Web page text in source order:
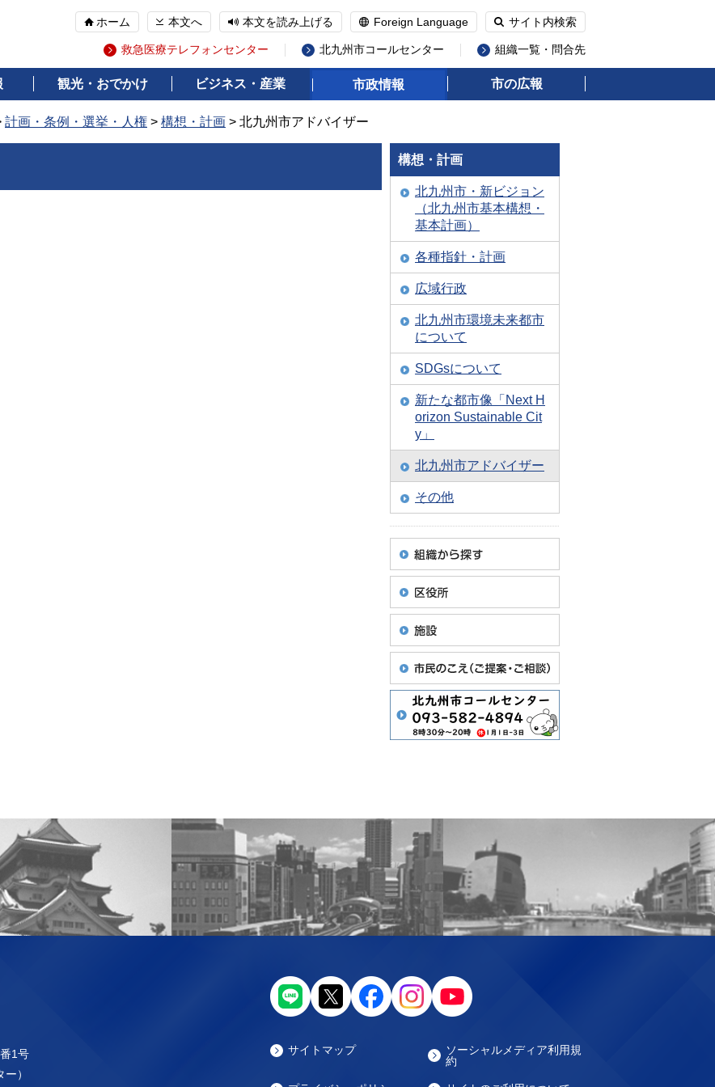
ホーム 本文へ 本文を読み上げる Foreign Language サイト内検索
救急医療テレフォンセンター 北九州市コールセンター 組織一覧・問合先
観光・おでかけ ビジネス・産業 市政情報 市の広報
計画・条例・選挙・人権 > 構想・計画 > 北九州市アドバイザー
構想・計画
北九州市・新ビジョン
（北九州市基本構想・
基本計画）
各種指針・計画
広域行政
北九州市環境未来都市
について
SDGsについて
新たな都市像「Next H
orizon Sustainable Cit
y」
北九州市アドバイザー
その他
1号
）
サイトマップ
ソーシャルメディア利用規
約